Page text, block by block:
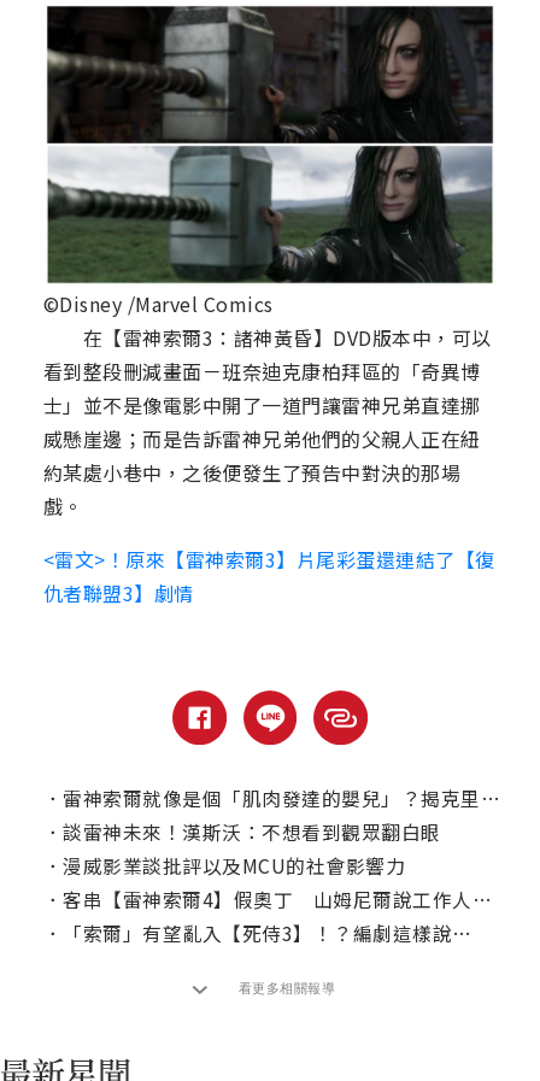
©Disney /Marvel Comics
在【雷神索爾3：諸神黃昏】DVD版本中，可以
看到整段刪減畫面－班奈迪克康柏拜區的「奇異博
士」並不是像電影中開了一道門讓雷神兄弟直達挪
威懸崖邊；而是告訴雷神兄弟他們的父親人正在紐
約某處小巷中，之後便發生了預告中對決的那場
戲。
<雷文>！原來【雷神索爾3】片尾彩蛋還連結了【復
仇者聯盟3】劇情
． 雷神索爾就像是個「肌肉發達的嬰兒」？揭克里斯漢斯沃幕後秘辛！
． 談雷神未來！漢斯沃：不想看到觀眾翻白眼
． 漫威影業談批評以及MCU的社會影響力
． 客串【雷神索爾4】假奧丁 山姆尼爾說工作人員都笑他改吃素
．
「索爾」有望亂入【死侍3】！？編劇這樣說…
看更多相關報導